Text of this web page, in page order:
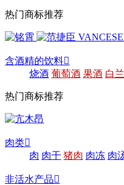
热门商标推荐
含酒精的饮料
烧酒 葡萄酒 果酒 白
热门商标推荐
肉类
肉 肉干 猪肉 肉冻 肉
非活水产品